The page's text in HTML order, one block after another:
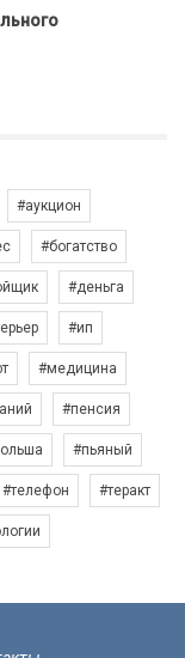
#аукцион
#богатство
#деньга
#ип
#медицина
#пенсия
#пьяный
#телефон #теракт